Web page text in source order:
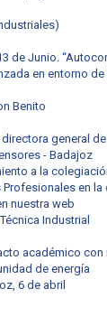
de Junio.
en entorno
Benito
general
- Badajoz
a la
en la
nuestra web
Industrial
académico
de energía
6 de abril